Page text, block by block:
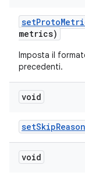
setProto
metrics)
Imposta il
precedenti.
void
setSkipReason
void